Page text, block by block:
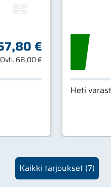
€
Ovh.68,00 €
Heti
Kaikki tarjoukset (7)